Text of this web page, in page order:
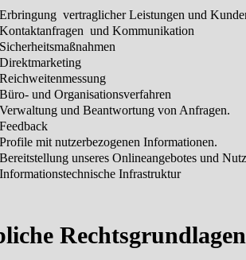
vertraglicher Leistungen und
und Kommunikation
und Organisationsverfahren
und Beantwortung von Anfragen.
mit nutzerbezogenen Informationen.
unseres Onlineangebotes und
Infrastruktur
Rechtsgrundlagen